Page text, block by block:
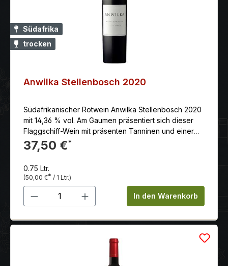
Südafrika
trocken
Anwilka Stellenbosch 2020
Südafrikanischer Rotwein Anwilka Stellenbosch 2020
mit 14,36 % vol. Am Gaumen präsentiert sich dieser
Flaggschiff-Wein mit präsenten Tanninen und einer
wunderbaren Textur, ausgewogen und komplex, mit
einem langen, reichhaltigen Abgang. Ein lagerfähiger
wird.
37,50 €*
0.75 Ltr.
(50,00 €* / 1 Ltr.)
Produkt Anzahl: Gib denIn den Warenkorb